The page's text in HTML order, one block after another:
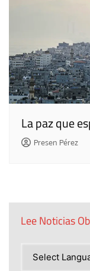
La paz que
Presen Pérez
Lee Noticias